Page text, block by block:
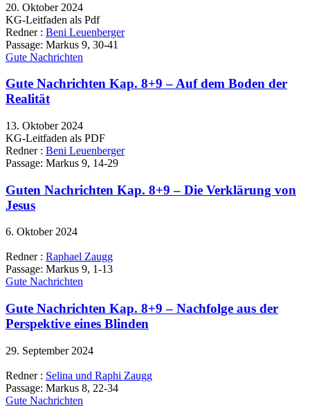
20. Oktober 2024
KG-Leitfaden als Pdf
Redner : Beni Leuenberger
Passage: Markus 9, 30-41
Gute Nachrichten
Gute Nachrichten Kap. 8+9 – Auf dem Boden der
Realität
13. Oktober 2024
KG-Leitfaden als PDF
Redner : Beni Leuenberger
Passage: Markus 9, 14-29
Guten Nachrichten Kap. 8+9 – Die Verklärung von
Jesus
6. Oktober 2024
Redner : Raphael Zaugg
Passage: Markus 9, 1-13
Gute Nachrichten
Gute Nachrichten Kap. 8+9 – Nachfolge aus der
Perspektive eines Blinden
29. September 2024
Redner : Selina und Raphi Zaugg
Passage: Markus 8, 22-34
Gute Nachrichten